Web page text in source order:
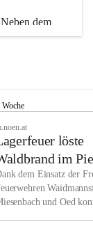
dem
Unterberg
oder
sowie
urigen
Ort.
geschrieben
löste
im
dem Einsatz der
und Oed